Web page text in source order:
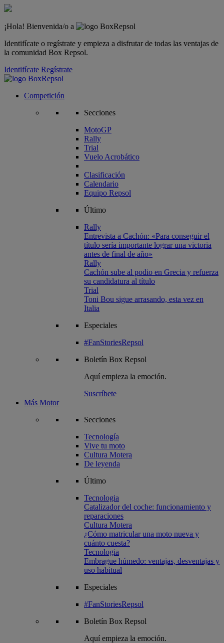
¡Hola! Bienvenida/o a
Identifícate o regístrate y empieza a disfrutar de todas las ventajas de
la comunidad Box Repsol.
Identifícate Regístrate
Competición
Secciones
MotoGP
Rally
Trial
Vuelo Acrobático
Clasificación
Calendario
Equipo Repsol
Último
Rally
Entrevista a Cachón: «Para conseguir el
título sería importante lograr una victoria
antes de final de año»
Rally
Cachón sube al podio en Grecia y refuerza
su candidatura al título
Trial
Toni Bou sigue arrasando, esta vez en
Italia
Especiales
#FanStoriesRepsol
Boletín Box Repsol
Aquí empieza la emoción.
Suscríbete
Más Motor
Secciones
Tecnología
Vive tu moto
Cultura Motera
De leyenda
Último
Tecnologia
Catalizador del coche: funcionamiento y
reparaciones
Cultura Motera
¿Cómo matricular una moto nueva y
cuánto cuesta?
Tecnologia
Embrague húmedo: ventajas, desventajas y
uso habitual
Especiales
#FanStoriesRepsol
Boletín Box Repsol
Aquí empieza la emoción.